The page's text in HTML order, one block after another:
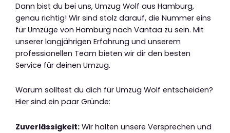
Dann bist du bei uns, Umzug Wolf aus Hamburg,
genau richtig! Wir sind stolz darauf, die Nummer eins
für Umzüge von Hamburg nach Vantaa zu sein. Mit
unserer langjährigen Erfahrung und unserem
professionellen Team bieten wir dir den besten
Service für deinen Umzug.
Warum solltest du dich für Umzug Wolf entscheiden?
Hier sind ein paar Gründe:
Zuverlässigkeit: Wir halten unsere Versprechen und